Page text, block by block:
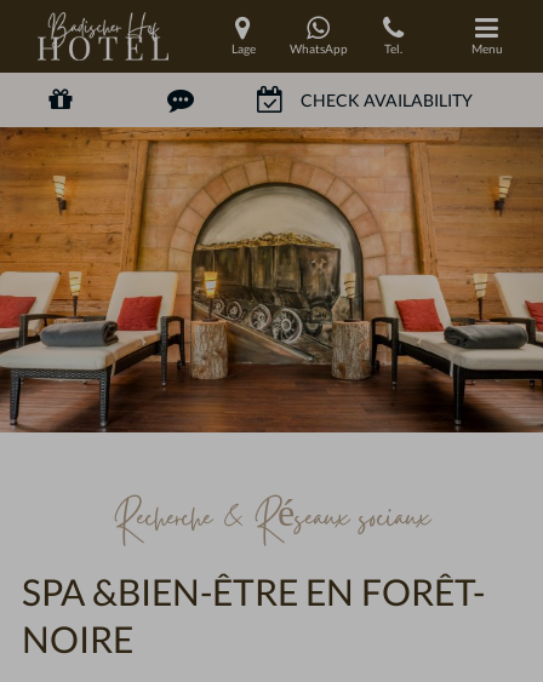
Lage WhatsApp Tel. Menu
Recherche & Réseaux sociaux
SPA &BIEN-ÊTRE EN FORÊT-
NOIRE